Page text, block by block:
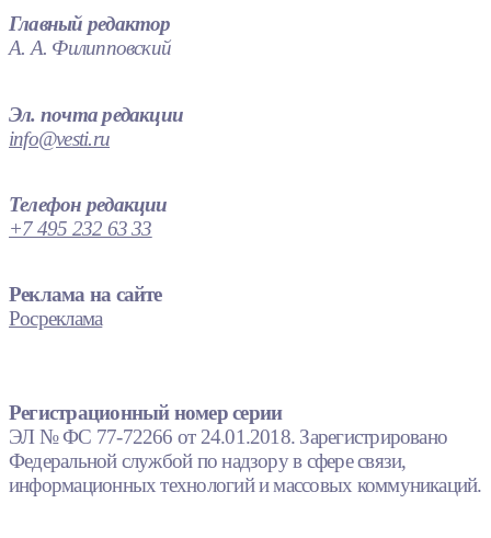
Главный редактор
А. А. Филипповский
Эл. почта редакции
info@vesti.ru
Телефон редакции
+7 495 232 63 33
Реклама на сайте
Росреклама
Регистрационный номер серии
ЭЛ № ФС 77-72266 от 24.01.2018. Зарегистрировано
Федеральной службой по надзору в сфере связи,
информационных технологий и массовых коммуникаций.